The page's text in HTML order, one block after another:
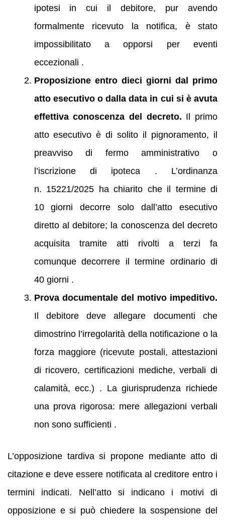
ipotesi in cui il debitore, pur avendo
formalmente ricevuto la notifica, è stato
impossibilitato a opporsi per eventi
eccezionali .
Proposizione entro dieci giorni dal primo
atto esecutivo o dalla data in cui si è avuta
effettiva conoscenza del decreto. Il primo
atto esecutivo è di solito il pignoramento, il
preavviso di fermo amministrativo o
l’iscrizione di ipoteca . L’ordinanza
n. 15221/2025 ha chiarito che il termine di
10 giorni decorre solo dall’atto esecutivo
diretto al debitore; la conoscenza del decreto
acquisita tramite atti rivolti a terzi fa
comunque decorrere il termine ordinario di
40 giorni .
Prova documentale del motivo impeditivo.
Il debitore deve allegare documenti che
dimostrino l’irregolarità della notificazione o la
forza maggiore (ricevute postali, attestazioni
di ricovero, certificazioni mediche, verbali di
calamità, ecc.) . La giurisprudenza richiede
una prova rigorosa: mere allegazioni verbali
non sono sufficienti .
L’opposizione tardiva si propone mediante atto di
citazione e deve essere notificata al creditore entro i
termini indicati. Nell’atto si indicano i motivi di
opposizione e si può chiedere la sospensione del